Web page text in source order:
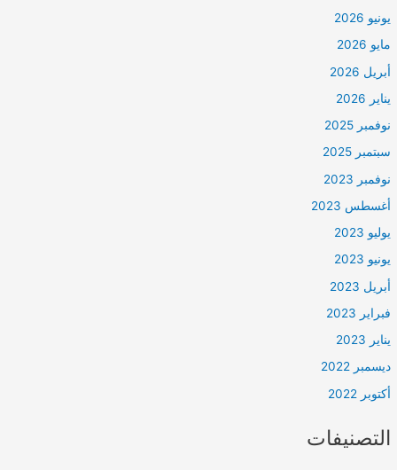
يونيو 2026
مايو 2026
أبريل 2026
يناير 2026
نوفمبر 2025
سبتمبر 2025
نوفمبر 2023
أغسطس 2023
يوليو 2023
يونيو 2023
أبريل 2023
فبراير 2023
يناير 2023
ديسمبر 2022
أكتوبر 2022
التصنيفات